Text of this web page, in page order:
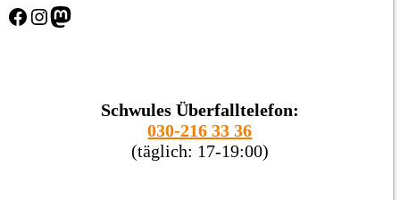
Facebook Instagram Mastodon
Schwules Überfalltelefon:
030-216 33 36
(täglich: 17-19:00)